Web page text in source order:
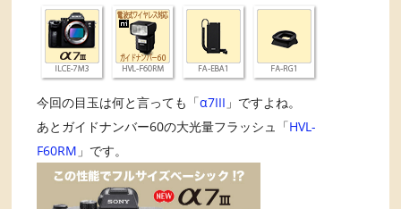
今回の目玉は何と言っても「α7III 」ですよね。
あとガイドナンバー60の大光量フラッシュ「HVL-
F60RM 」です。